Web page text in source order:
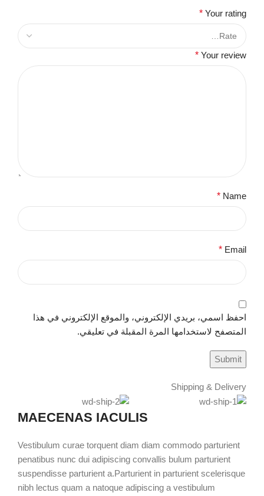
Your rating
*
Your review
*
Name
*
Email
*
احفظ اسمي، بريدي الإلكتروني، والموقع الإلكتروني في هذا
المتصفح لاستخدامها المرة المقبلة في تعليقي.
Shipping & Delivery
MAECENAS IACULIS
Vestibulum curae torquent diam diam commodo parturient
penatibus nunc dui adipiscing convallis bulum parturient
suspendisse parturient a.Parturient in parturient scelerisque
nibh lectus quam a natoque adipiscing a vestibulum